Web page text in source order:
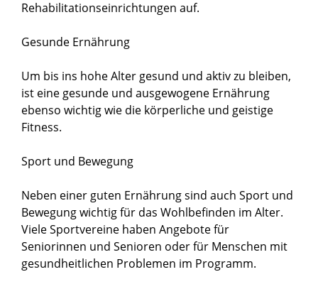
Rehabilitationseinrichtungen auf.
Gesunde Ernährung
Um bis ins hohe Alter gesund und aktiv zu bleiben,
ist eine gesunde und ausgewogene Ernährung
ebenso wichtig wie die körperliche und geistige
Fitness.
Sport und Bewegung
Neben einer guten Ernährung sind auch Sport und
Bewegung wichtig für das Wohlbefinden im Alter.
Viele Sportvereine haben Angebote für
Seniorinnen und Senioren oder für Menschen mit
gesundheitlichen Problemen im Programm.